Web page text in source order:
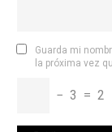
Guarda mi
la próxima vez
− 3 = 2